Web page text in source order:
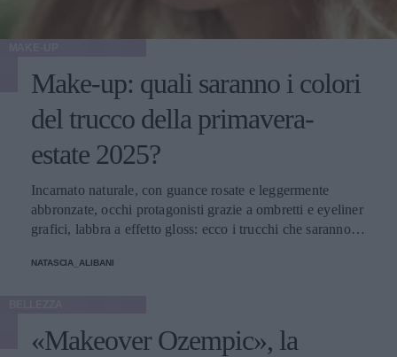
Make-up: quali saranno i colori
del trucco della primavera-
estate 2025?
Incarnato naturale, con guance rosate e leggermente
abbronzate, occhi protagonisti grazie a ombretti e eyeliner
grafici, labbra a effetto gloss: ecco i trucchi che saranno
NATASCIA_ALIBANI
«Makeover Ozempic», la